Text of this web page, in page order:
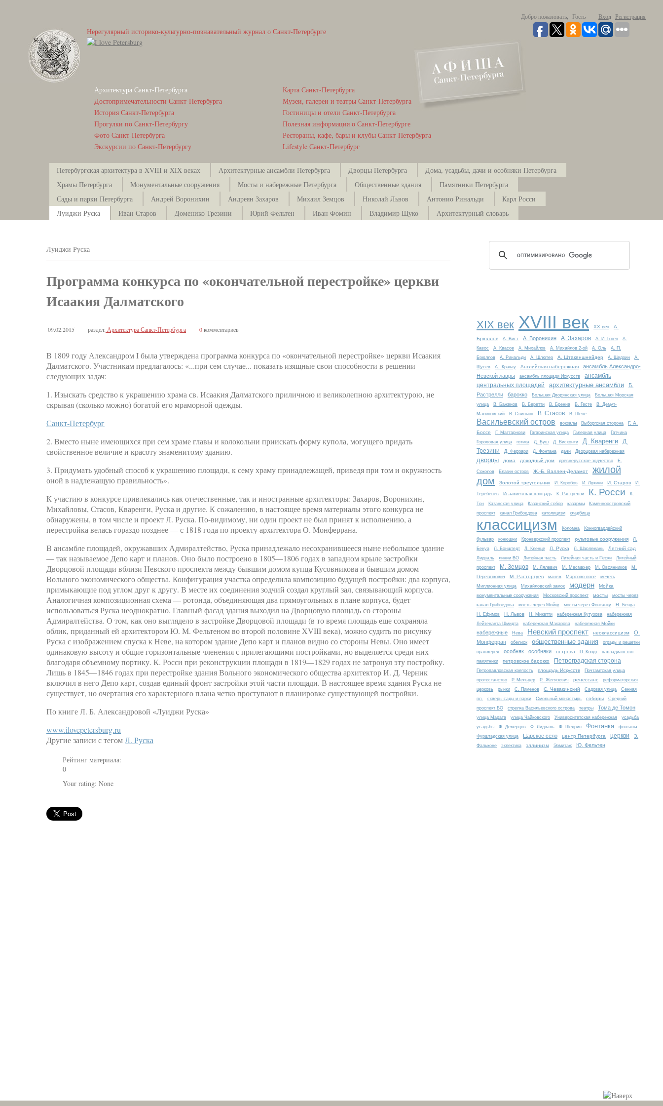
Добро пожаловать, Гость Вход Регистрация
Нерегулярный историко-культурно-познавательный журнал о Санкт-Петербурге
Архитектура Санкт-Петербурга
Достопримечательности Санкт-Петербурга
История Санкт-Петербурга
Прогулки по Санкт-Петербургу
Фото Санкт-Петербурга
Экскурсии по Санкт-Петербургу
Карта Санкт-Петербурга
Музеи, галереи и театры Санкт-Петербурга
Гостиницы и отели Санкт-Петербурга
Полезная информация о Санкт-Петербурге
Рестораны, кафе, бары и клубы Санкт-Петербурга
Lifestyle Санкт-Петербург
Петербургская архитектура в XVIII и XIX веках Архитектурные ансамбли Петербурга Дворцы Петербурга
Дома, усадьбы, дачи и особняки Петербурга
Храмы Петербурга
Монументальные сооружения Мосты и набережные Петербурга Общественные здания
Памятники Петербурга
Сады и парки Петербурга
Андрей Воронихин Андреян Захаров Михаил Земцов Николай Львов Антонио Ринальди
Карл Росси
Луиджи Руска
Иван Старов Доменико Трезини Юрий Фельтен Иван Фомин Владимир Щуко Архитектурный словарь
Луиджи Руска
Программа конкурса по «окончательной перестройке» церкви
Исаакия Далматского
09.02.2015 раздел: Архитектура Санкт-Петербурга 0комментариев
В 1809 году Александром I была утверждена программа конкурса по «окончательной перестройке» церкви Исаакия
Далматского. Участникам предлагалось: «...при сем случае... показать изящные свои способности в решении
следующих задач:
1. Изыскать средство к украшению храма св. Исаакия Далматского приличною и великолепною архитектурою, не
скрывая (сколько можно) богатой его мраморной одежды.
Санкт-Петербург
2. Вместо ныне имеющихся при сем храме главы и колокольни приискать форму купола, могущего придать
свойственное величие и красоту знаменитому зданию.
3. Придумать удобный способ к украшению площади, к сему храму принадлежащей, приведя при том и окружность
оной в надлежащую правильность».
К участию в конкурсе привлекались как отечественные, так и иностранные архитекторы: Захаров, Воронихин,
Михайловы, Стасов, Кваренги, Руска и другие. К сожалению, в настоящее время материалы этого конкурса не
обнаружены, в том числе и проект Л. Руска. По-видимому, ни один проект не был принят к исполнению, а
перестройка велась гораздо позднее — с 1818 года по проекту архитектора О. Монферрана.
В ансамбле площадей, окружавших Адмиралтейство, Руска принадлежало несохранившееся ныне небольшое здание
— так называемое Депо карт и планов. Оно было построено в 1805—1806 годах в западном крыле застройки
Дворцовой площади вблизи Невского проспекта между бывшим домом купца Кусовникова и бывшим домом
Вольного экономического общества. Конфигурация участка определила композицию будущей постройки: два корпуса,
примыкающие под углом друг к другу. В месте их соединения зодчий создал круглый зал, связывающий корпуса.
Аналогичная композиционная схема — ротонда, объединяющая два прямоугольных в плане корпуса, будет
использоваться Руска неоднократно. Главный фасад здания выходил на Дворцовую площадь со стороны
Адмиралтейства. О том, как оно выглядело в застройке Дворцовой площади (в то время площадь еще сохраняла
облик, приданный ей архитектором Ю. М. Фельтеном во второй половине XVIII века), можно судить по рисунку
Руска с изображением спуска к Неве, на котором здание Депо карт и планов видно со стороны Невы. Оно имеет
одинаковую высоту и общие горизонтальные членения с прилегающими постройками, но выделяется среди них
благодаря объемному портику. К. Росси при реконструкции площади в 1819—1829 годах не затронул эту постройку.
Лишь в 1845—1846 годах при перестройке здания Вольного экономического общества архитектор И. Д. Черник
включил в него Депо карт, создав единый фронт застройки этой части площади. В настоящее время здания Руска не
существует, но очертания его характерного плана четко проступают в планировке существующей постройки.
По книге Л. Б. Александровой «Луиджи Руска»
www.ilovepetersburg.ru
Другие записи с тегомЛ. Руска
Рейтинг материала:
0
Your rating: None
XIX век XVIII век XX век А.
Брюллов А. Вист А. Воронихин А. Захаров А. И. Гоген
А.
Кавос
А. Квасов А. Михайлов А. Михайлов 2-ой А. Оль
А. П.
Брюллов
А. Ринальди А. Шлютер А. Штакеншнейдер А. Щедрин
А.
Щусев
А. Кракау Английская набережная
ансамбль Александро-
Невской лавры
ансамбль площади Искусств
ансамбль
центральных площадей
архитектурные ансамбли
Б.
Растрелли
барокко Большая Дворянская улица
Большая Морская
улица
В. Баженов В. Беретти В. Бренна В. Гесте
В. Демут-
Малиновский
В. Свиньин В. Стасов В. Шене
Васильевский остров вокзалы Выборгская сторона
Г. А.
Боссе
Г. Маттарнови Гагаринская улица Галерная улица
Гатчина
Гороховая улица
готика Д. Буш Д. Висконти Д. Кваренги
Д.
Трезини
Д. Феррари Д. Фонтана дачи Дворцовая набережная
дворцы дома доходный дом древнерусское зодчество Е.
Соколов Елагин остров Ж.-Б. Валлен-Деламот
жилой
дом
Золотой треугольник И. Коробов И. Лукини И. Старов И.
Теребенев Исаакиевская площадь К. Растрелли К. Росси
К.
Тон
Казанская улица Казанский собор казармы
Каменноостровский
проспект
канал Грибоедова католицизм кладбища
классицизм Коломна Конногвардейский
бульвар конюшни Кронверкский проспект культовые сооружения
Л.
Бенуа
Л. Бонштедт Л. Кленце Л. Руска Л. Шарлемань Летний сад
Лидваль линии ВО Литейная часть Литейная часть и Пески
Литейный
проспект
М. Земцов М. Лялевич М. Месмахер М. Овсянников
М.
Перетяткович
М. Расторгуев манеж Марсово поле
мечеть
Миллионная улица
Михайловский замок модерн Мойка
монументальные сооружения Московский проспект мосты
мосты через
канал Грибоедова
мосты через Мойку мосты через Фонтанку
Н. Бенуа
Н. Ефимов
Н. Львов Н. Микетти набережная Кутузова
набережная
Лейтенанта Шмидта
набережная Макарова набережная Мойки
набережные Нева Невский проспект неоклассицизм
О.
Монферран
обелиск общественные здания
ограды и решетки
оранжерея
особняк особняки острова П. Клодт
палладианство
памятники
петровское барокко Петроградская сторона
Петропавловская крепость площадь Искусств
Почтамтская улица
протестанство
Р. Мельцер Р. Желязевич ренессанс
реформаторская
церковь
рынки С. Пименов С. Чевакинский Садовая улица
Сенная
пл.
скверы сады и парки Смольный монастырь соборы
Средний
проспект ВО
стрелка Васильевского острова театры Тома де Томон
улица Марата улица Чайковского Университетская набережная
усадьба
усадьбы
Ф. Демерцов Ф. Лидваль Ф. Шедрин Фонтанка
фонтаны
Фурштадская улица
Царское село центр Петербурга церкви
Э.
Фальконе
эклектика эллинизм Эрмитаж Ю. Фельтен